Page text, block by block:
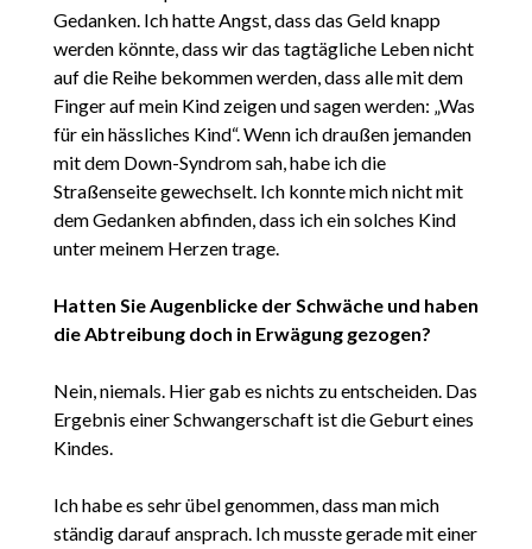
Gedanken. Ich hatte Angst, dass das Geld knapp
werden könnte, dass wir das tagtägliche Leben nicht
auf die Reihe bekommen werden, dass alle mit dem
Finger auf mein Kind zeigen und sagen werden: „Was
für ein hässliches Kind“. Wenn ich draußen jemanden
mit dem Down-Syndrom sah, habe ich die
Straßenseite gewechselt. Ich konnte mich nicht mit
dem Gedanken abfinden, dass ich ein solches Kind
unter meinem Herzen trage.
Hatten Sie Augenblicke der Schwäche und haben
die Abtreibung doch in Erwägung gezogen?
Nein, niemals. Hier gab es nichts zu entscheiden. Das
Ergebnis einer Schwangerschaft ist die Geburt eines
Kindes.
Ich habe es sehr übel genommen, dass man mich
ständig darauf ansprach. Ich musste gerade mit einer